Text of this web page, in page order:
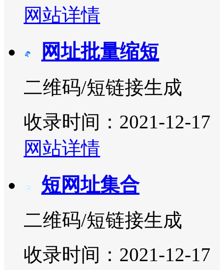
网站详情
网址批量缩短
二维码/短链接生成
收录时间：2021-12-17
网站详情
短网址集合
二维码/短链接生成
收录时间：2021-12-17